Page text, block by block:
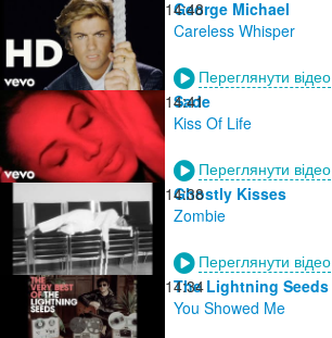
14:48
George Michael
Careless Whisper
Переглянути відео
14:41
Sade
Kiss Of Life
Переглянути відео
14:38
Ghostly Kisses
Zombie
Переглянути відео
14:34
The Lightning Seeds
You Showed Me